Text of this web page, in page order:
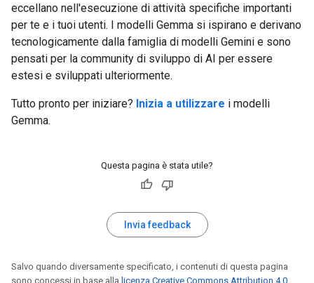
eccellano nell'esecuzione di attività specifiche importanti
per te e i tuoi utenti. I modelli Gemma si ispirano e derivano
tecnologicamente dalla famiglia di modelli Gemini e sono
pensati per la community di sviluppo di AI per essere
estesi e sviluppati ulteriormente.
Tutto pronto per iniziare? Inizia a utilizzare i modelli
Gemma.
Questa pagina è stata utile?
Invia feedback
Salvo quando diversamente specificato, i contenuti di questa pagina
sono concessi in base alla licenza Creative Commons Attribution 4.0